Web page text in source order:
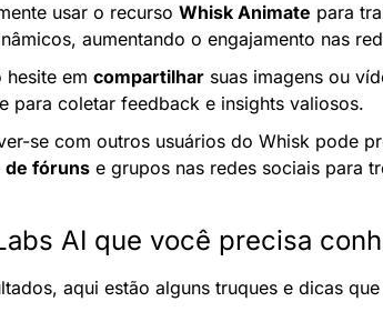
usar o recurso Whisk Animate para
aumentando o engajamento nas
hesite em compartilhar suas imagens ou
para coletar feedback e insights valiosos.
se com outros usuários do Whisk pode
de fóruns e grupos nas redes sociais para
AI que você precisa
aqui estão alguns truques e dicas